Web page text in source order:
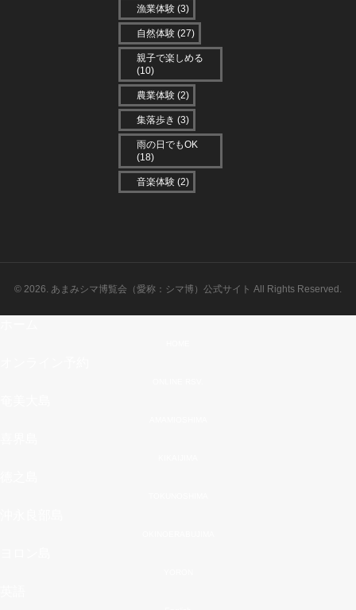
漁業体験(3)
自然体験(27)
親子で楽しめる
(10)
農業体験(2)
集落歩き (3)
雨の日でもOK
(18)
音楽体験(2)
© 2026. あまみシマ博覧会（愛称：シマ博）公式サイト All Rights Reserved.